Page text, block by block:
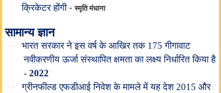
क्रिकेटर होंगी -स्मृति मंधाना
सामान्य ज्ञान
·
भारत सरकार ने इस वर्ष के आखिर तक 175 गीगावाट
नवीकरणीय ऊर्जा संस्‍थापित क्षमता का लक्ष्‍य निर्धारित किया है
-2022
·
ग्रीनफील्ड एफडीआई निवेश के मामले में यह देश 2015 और